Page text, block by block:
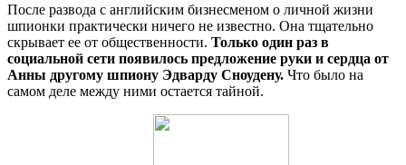
После развода с английским бизнесменом о личной жизни
шпионки практически ничего не известно. Она тщательно
скрывает ее от общественности. Только один раз в
социальной сети появилось предложение руки и сердца от
Анны другому шпиону Эдварду Сноудену. Что было на
самом деле между ними остается тайной.